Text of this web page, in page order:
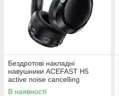
Бездротові накладні
навушники ACEFAST H5
active noise cancelling
wireless headset Black
В наявності